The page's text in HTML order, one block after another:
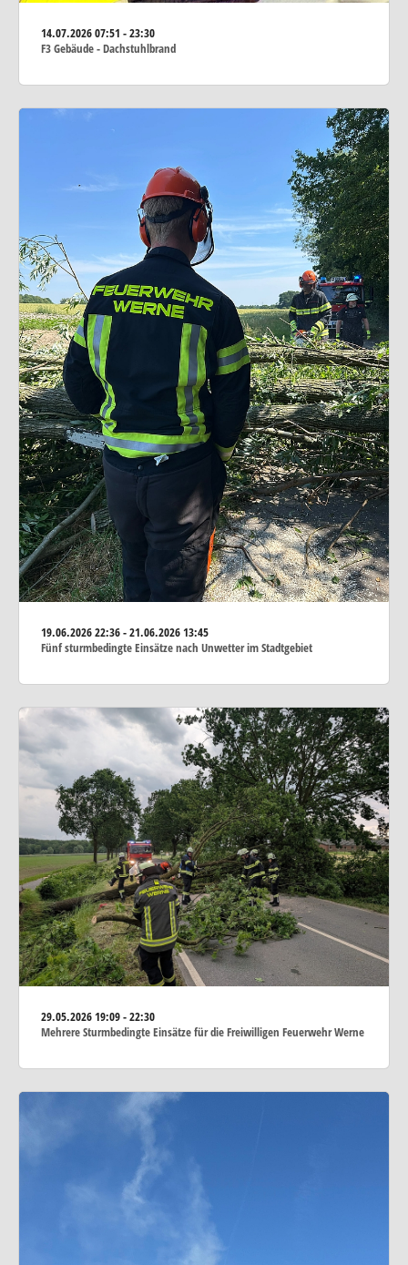
14.07.202607:51 - 23:30
F3 Gebäude - Dachstuhlbrand
19.06.202622:36 - 21.06.2026 13:45
Fünf sturmbedingte Einsätze nach Unwetter im Stadtgebiet
29.05.202619:09 - 22:30
Mehrere Sturmbedingte Einsätze für die Freiwilligen Feuerwehr Werne